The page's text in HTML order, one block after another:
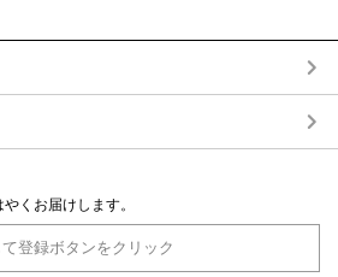
くお届けします。